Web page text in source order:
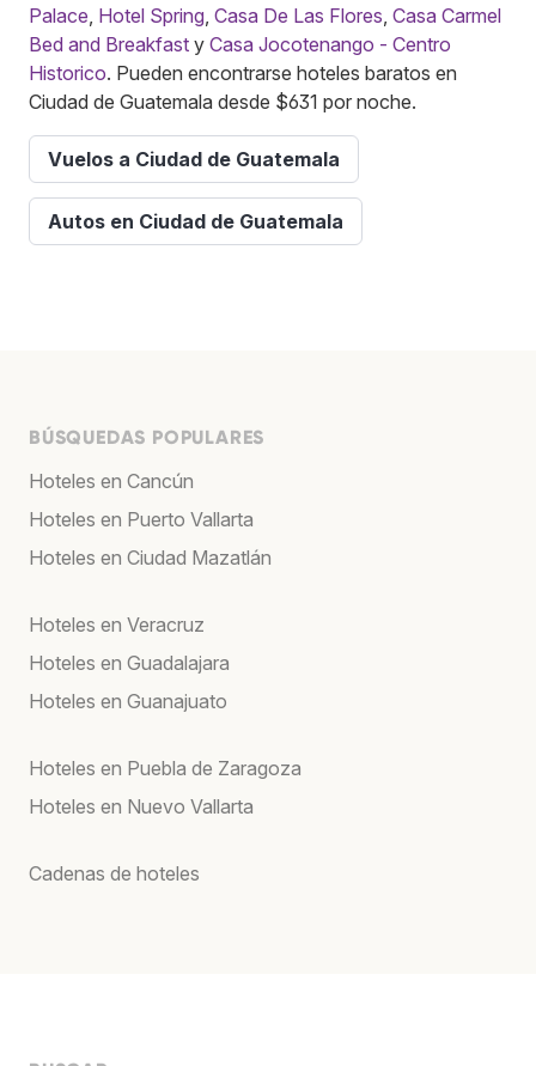
Palace Hotel Spring Casa De Las Flores Casa Carmel
Bed and Breakfast y Casa Jocotenango - Centro
Historico. Pueden encontrarse hoteles baratos en
Ciudad de Guatemala desde $631 por noche.
Vuelos a Ciudad de Guatemala
Autos en Ciudad de Guatemala
BÚSQUEDAS POPULARES
Hoteles en Cancún
Hoteles en Puerto Vallarta
Hoteles en Ciudad Mazatlán
Hoteles en Veracruz
Hoteles en Guadalajara
Hoteles en Guanajuato
Hoteles en Puebla de Zaragoza
Hoteles en Nuevo Vallarta
Cadenas de hoteles